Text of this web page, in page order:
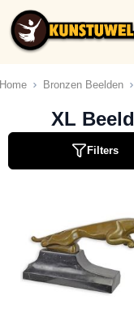
Ga naar de inhoud
Bronzen Beelden
XL
Filters